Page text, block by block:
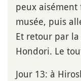
peux aisément
musée, puis
Et retour par
Hondori. Le
Jour 13: à